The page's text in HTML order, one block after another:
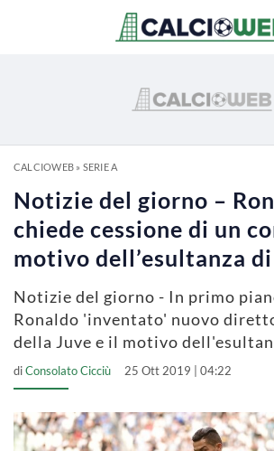
CALCIOWEB» SERIE A
Notizie del giorno –
chiede cessione di un
motivo dell’esultanza
Notizie del giorno - In primo
Ronaldo 'inventato' nuovo
della Juve e il motivo
diConsolato Cicciù 25 Ott 2019 | 04:22